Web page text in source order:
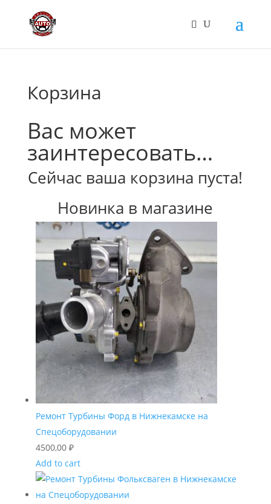
Корзина
Вас может
заинтересовать…
Сейчас ваша корзина пуста!
Новинка в магазине
Ремонт Турбины Форд в Нижнекамске на
Спецоборудовании
4500,00 ₽
Add to cart